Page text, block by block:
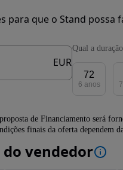
para que o Stand possa
EUR
Qual a
72
6 anos
de Financiamento será
finais da oferta dependem
vendedor